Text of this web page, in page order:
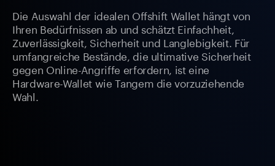
Die Auswahl der idealen Offshift Wallet hängt von
Ihren Bedürfnissen ab und schätzt Einfachheit,
Zuverlässigkeit, Sicherheit und Langlebigkeit. Für
umfangreiche Bestände, die ultimative Sicherheit
gegen Online-Angriffe erfordern, ist eine
Hardware-Wallet wie Tangem die vorzuziehende
Wahl.